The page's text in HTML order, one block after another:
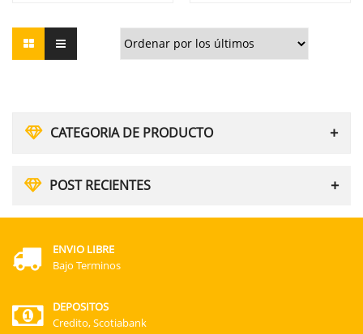
CATEGORIA DE PRODUCTO
POST RECIENTES
ENVIO LIBRE
Bajo Terminos
DEPOSITOS
Credito, Scotiabank